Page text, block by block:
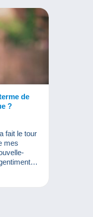
de
?
fait le tour
mes